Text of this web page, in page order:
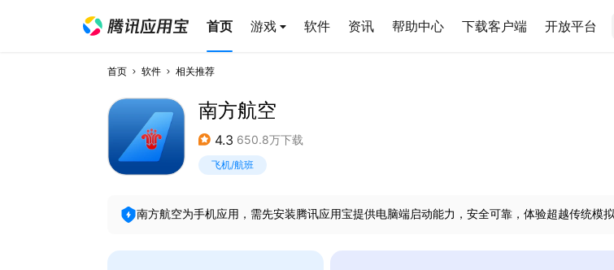
首页 游戏 软件 资讯 帮助中心 下载客户端 开放平台
首页 软件 相关推荐
南方航空
4.3 650.8万下载
飞机/航班
南方航空为手机应用，需先安装腾讯应用宝提供电脑端启动能力，安全可靠，体验超越传统模